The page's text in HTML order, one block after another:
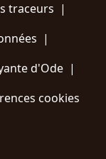
traceurs |
|
d'Ode |
cookies